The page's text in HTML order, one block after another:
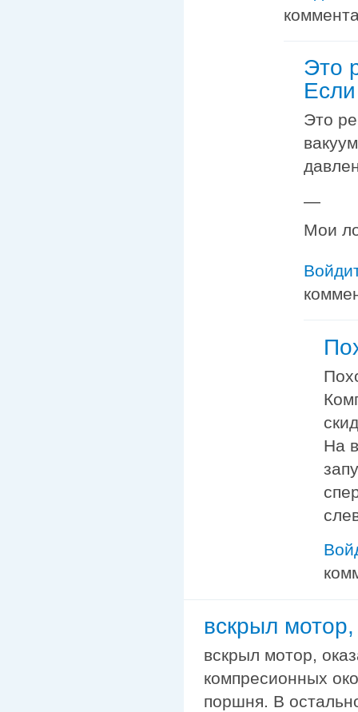
Это
Если
Это
—
Мои
На
вскрыл
вскрыл мотор,
компресионных
поршня. В